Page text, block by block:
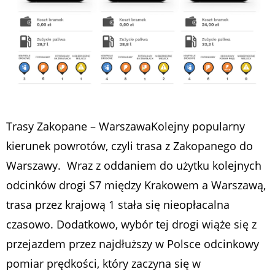
Trasy Zakopane – WarszawaKolejny popularny
kierunek powrotów, czyli trasa z Zakopanego do
Warszawy. Wraz z oddaniem do użytku kolejnych
odcinków drogi S7 między Krakowem a Warszawą,
trasa przez krajową 1 stała się nieopłacalna
czasowo. Dodatkowo, wybór tej drogi wiąże się z
przejazdem przez najdłuższy w Polsce odcinkowy
pomiar prędkości, który zaczyna się w